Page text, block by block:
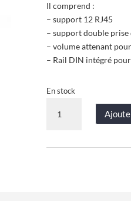
Il comprend :
– support 12 RJ45
– support double prise
– volume attenant
– Rail DIN intégré
En stock